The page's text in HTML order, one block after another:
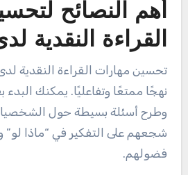
أهم النصائح
القراءة النقدية
تحسين مهارات القراءة النقدية
نهجًا ممتعًا وتفاعليًا. يمكنك
وطرح أسئلة بسيطة حول
شجعهم على التفكير في “ماذا لو”
فضولهم.